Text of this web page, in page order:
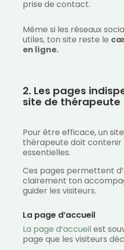
prise de contact.
Même si les réseaux
utiles, ton site reste le
en ligne.
2. Les pages
site de thérapeute
Pour être efficace, un
thérapeute doit contenir
essentielles.
Ces pages permettent
clairement ton
guider les visiteurs.
La page d’accueil
La page d’accueil est
page que les visiteurs